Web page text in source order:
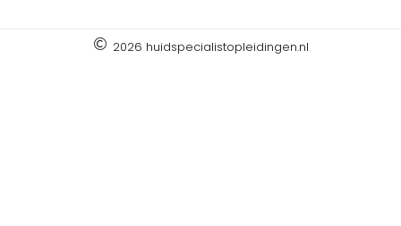
2026 huidspecialistopleidingen.nl